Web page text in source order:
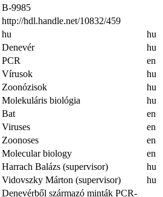
B-9985
http://hdl.handle.net/10832/459
hu
hu
Denevér
hu
PCR
en
Vírusok
hu
Zoonózisok
hu
Molekuláris biológia
hu
Bat
en
Viruses
en
Zoonoses
en
Molecular biology
en
Harrach Balázs (supervisor)
hu
Vidovszky Márton (supervisor) hu
Denevérből származó minták PCR-